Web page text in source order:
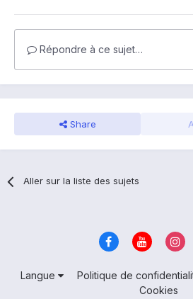
Répondre à ce sujet…
Share
Aller sur la liste des sujets
Langue Politique de
Cookies